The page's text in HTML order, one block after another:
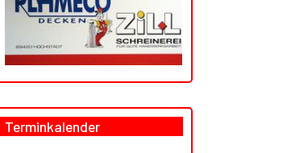
Terminkalender